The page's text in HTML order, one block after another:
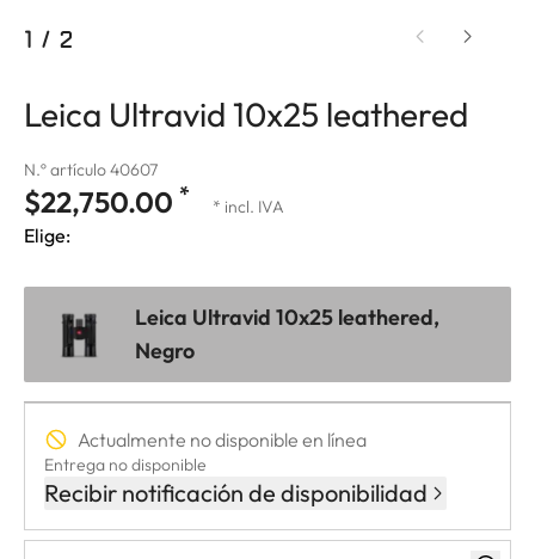
1 / 2
Leica Ultravid 10x25 leathered
N.º artículo 40607
$22,750.00 * * incl. IVA
Elige:
Leica Ultravid 10x25 leathered,
Negro
Actualmente no disponible en línea
Entrega no disponible
Recibir notificación de disponibilidad